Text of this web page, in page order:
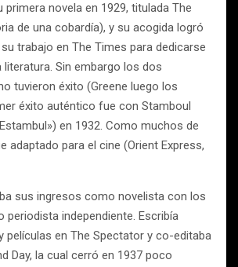
primera novela en 1929, titulada The
de una cobardía), y su acogida logró
trabajo en The Times para dedicarse
Sin embargo los dos
tuvieron éxito (Greene luego los
éxito auténtico fue con Stamboul
en 1932. Como muchos de
adaptado para el cine (Orient Express,
sus ingresos como novelista con los
periodista independiente. Escribía
películas en The Spectator y co-editaba
Day, la cual cerró en 1937 poco